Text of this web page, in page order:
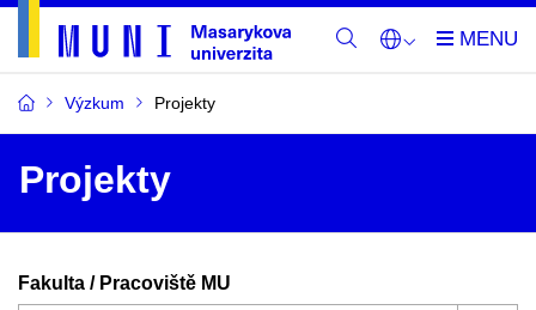
Výzkum Projekty
Projekty
Fakulta / Pracoviště MU